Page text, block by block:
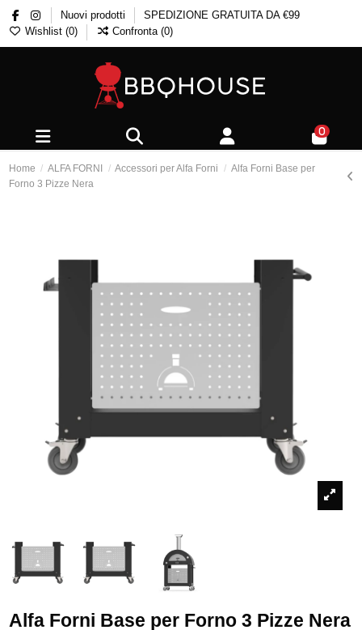
Nuovi prodotti
SPEDIZIONE GRATUITA DA €99
Wishlist (0) Confronta (0)
0
Home ALFA FORNI Accessori per Alfa Forni
Alfa Forni Base per
Forno 3 Pizze Nera
Alfa Forni Base per Forno 3 Pizze Nera